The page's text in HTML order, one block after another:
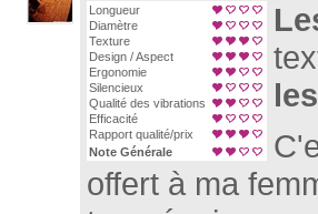
Longueur
Diamètre
Texture
Design / Aspect
Ergonomie
Silencieux
Qualité des vibrations
Efficacité
Rapport qualité/prix
Note Générale
offert à ma